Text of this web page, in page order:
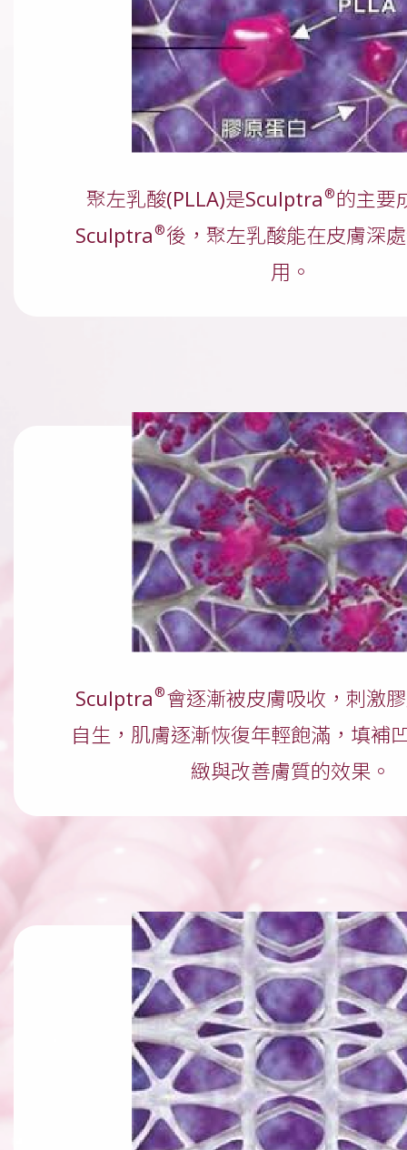
聚左乳酸(PLLA)是Sculptra®的主要
Sculptra®後，聚左乳酸能在皮膚深
用。
Sculptra®會逐漸被皮膚吸收，刺激
自生，肌膚逐漸恢復年輕飽滿，填補
緻與改善膚質的效果。